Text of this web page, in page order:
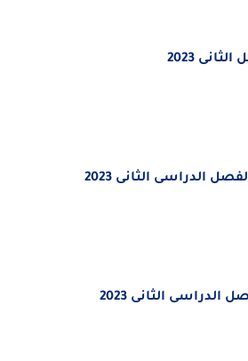
2023
الدراسى الثانى 2023
الثانى 2023